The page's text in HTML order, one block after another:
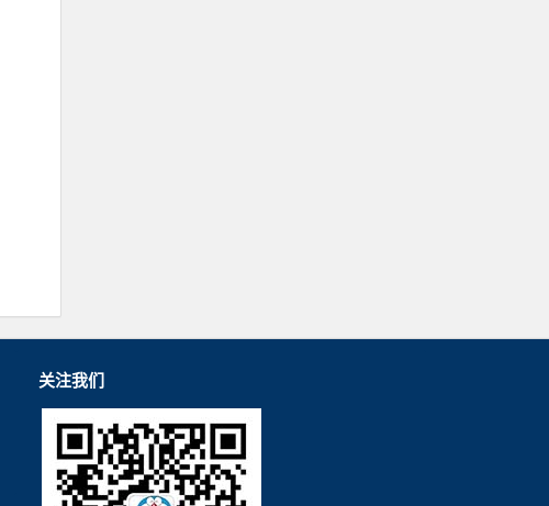
关注我们